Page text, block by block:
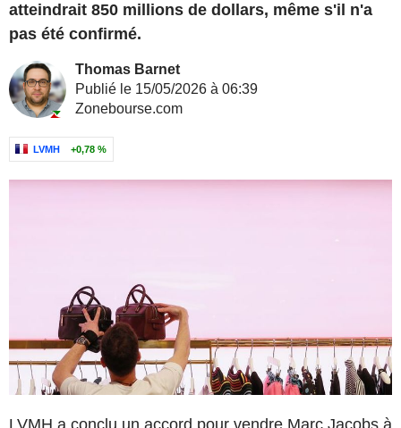
atteindrait 850 millions de dollars, même s'il n'a
pas été confirmé.
Thomas Barnet
Publié le 15/05/2026 à 06:39
Zonebourse.com
LVMH +0,78 %
LVMH a conclu un accord pour vendre Marc Jacobs à